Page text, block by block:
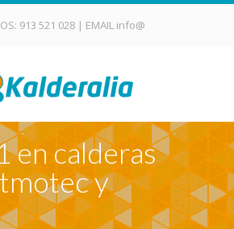
913 521 028 | EMAIL info@
en calderas
y